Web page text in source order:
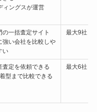
ィングスが運営
の一括査定サイト
強い会社を比較しや
い
最大9社
査定を依頼できる
型まで比較できる
最大6社